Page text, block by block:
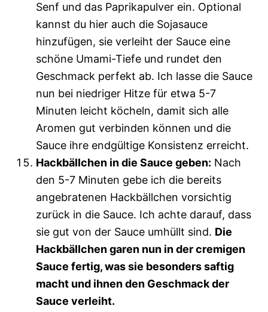
Senf und das Paprikapulver ein. Optional
kannst du hier auch die Sojasauce
hinzufügen, sie verleiht der Sauce eine
schöne Umami-Tiefe und rundet den
Geschmack perfekt ab. Ich lasse die Sauce
nun bei niedriger Hitze für etwa 5-7
Minuten leicht köcheln, damit sich alle
Aromen gut verbinden können und die
Sauce ihre endgültige Konsistenz erreicht.
Hackbällchen in die Sauce geben: Nach
den 5-7 Minuten gebe ich die bereits
angebratenen Hackbällchen vorsichtig
zurück in die Sauce. Ich achte darauf, dass
sie gut von der Sauce umhüllt sind. Die
Hackbällchen garen nun in der cremigen
Sauce fertig, was sie besonders saftig
macht und ihnen den Geschmack der
Sauce verleiht.